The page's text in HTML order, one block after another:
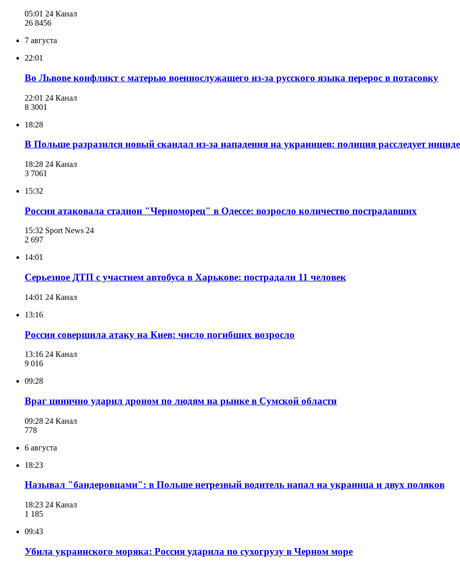
05:01 24 Канал
26 8456
7 августа
22:01
Во Львове конфликт с матерью военнослужащего из-за русского языка перерос в потасовку
22:01 24 Канал
8 3001
18:28
В Польше разразился новый скандал из-за нападения на украинцев: полиция расследует
18:28 24 Канал
3 7061
15:32
Россия атаковала стадион "Черноморец" в Одессе: возросло количество пострадавших
15:32 Sport News 24
2 697
14:01
Серьезное ДТП с участием автобуса в Харькове: пострадали 11 человек
14:01 24 Канал
13:16
Россия совершила атаку на Киев: число погибших возросло
13:16 24 Канал
9 016
09:28
Враг цинично ударил дроном по людям на рынке в Сумской области
09:28 24 Канал
778
6 августа
18:23
Называл "бандеровцами": в Польше нетрезвый водитель напал на украинца и двух поляков
18:23 24 Канал
1 185
09:43
Убила украинского моряка: Россия ударила по сухогрузу в Черном море